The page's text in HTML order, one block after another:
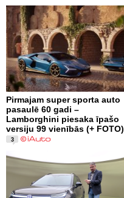
Pirmajam super sporta auto
pasaulē 60 gadi –
Lamborghini piesaka īpašo
versiju 99 vienībās (+ FOTO)
3